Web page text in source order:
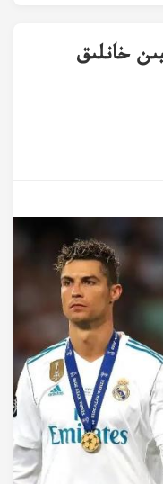
خانلىق